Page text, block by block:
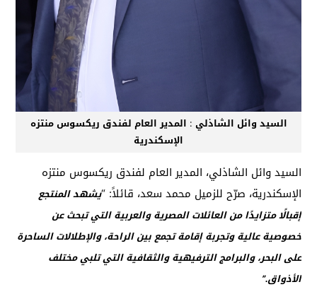
السيد وائل الشاذلي : المدير العام لفندق ريكسوس منتزه
الإسكندرية
السيد وائل الشاذلي، المدير العام لفندق ريكسوس منتزه
الإسكندرية، صرّح للزميل محمد سعد، قائلاً: “يشهد المنتجع
إقبالًا متزايدًا من العائلات المصرية والعربية التي تبحث عن
خصوصية عالية وتجربة إقامة تجمع بين الراحة، والإطلالات الساحرة
على البحر، والبرامج الترفيهية والثقافية التي تلبي مختلف
الأذواق.”